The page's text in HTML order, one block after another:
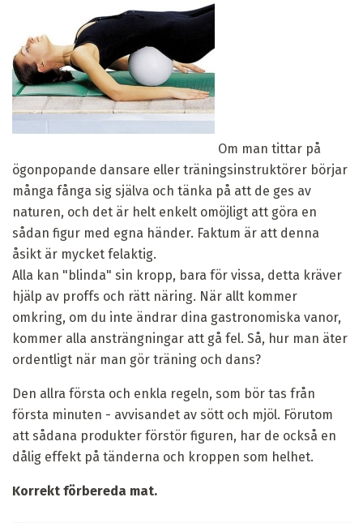
Om man tittar på
ögonpopande dansare eller träningsinstruktörer börjar
många fånga sig själva och tänka på att de ges av
naturen, och det är helt enkelt omöjligt att göra en
sådan figur med egna händer. Faktum är att denna
åsikt är mycket felaktig.
Alla kan "blinda" sin kropp, bara för vissa, detta kräver
hjälp av proffs och rätt näring. När allt kommer
omkring, om du inte ändrar dina gastronomiska vanor,
kommer alla ansträngningar att gå fel. Så, hur man äter
ordentligt när man gör träning och dans?
Den allra första och enkla regeln, som bör tas från
första minuten - avvisandet av sött och mjöl. Förutom
att sådana produkter förstör figuren, har de också en
dålig effekt på tänderna och kroppen som helhet.
Korrekt förbereda mat.